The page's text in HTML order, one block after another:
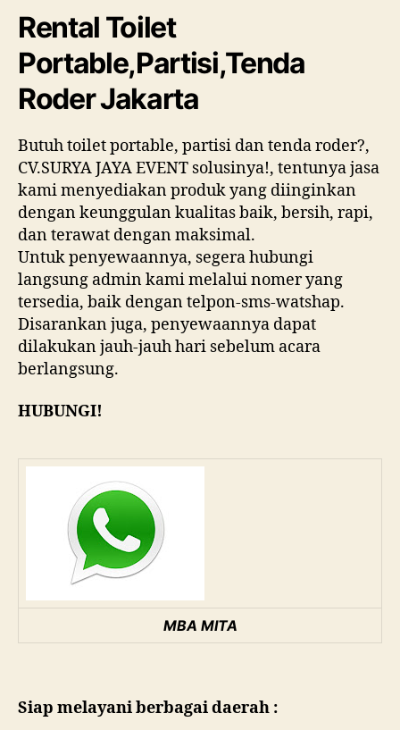
Rental Toilet
Portable,Partisi,Tenda
Roder Jakarta
Butuh toilet portable, partisi dan tenda roder?,
CV.SURYA JAYA EVENT solusinya!, tentunya jasa
kami menyediakan produk yang diinginkan
dengan keunggulan kualitas baik, bersih, rapi,
dan terawat dengan maksimal.
Untuk penyewaannya, segera hubungi
langsung admin kami melalui nomer yang
tersedia, baik dengan telpon-sms-watshap.
Disarankan juga, penyewaannya dapat
dilakukan jauh-jauh hari sebelum acara
berlangsung.
HUBUNGI!
MBA MITA
Siap melayani berbagai daerah :